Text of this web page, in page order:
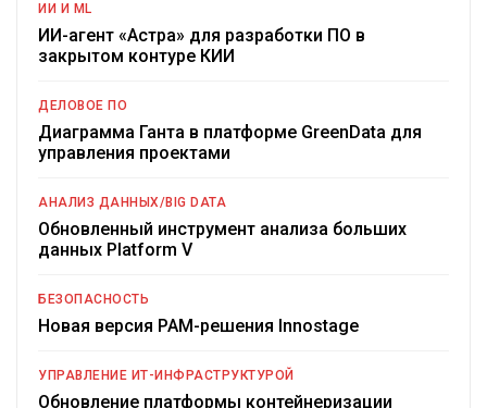
ИИ И ML
ИИ-агент «Астра» для разработки ПО в
закрытом контуре КИИ
ДЕЛОВОЕ ПО
Диаграмма Ганта в платформе GreenData для
управления проектами
АНАЛИЗ ДАННЫХ/BIG DATA
Обновленный инструмент анализа больших
данных Platform V
БЕЗОПАСНОСТЬ
Новая версия PAM-решения Innostage
УПРАВЛЕНИЕ ИТ-ИНФРАСТРУКТУРОЙ
Обновление платформы контейнеризации